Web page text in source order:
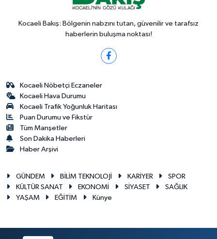
Kocaeli Bakış: Bölgenin nabzını tutan, güvenilir ve tarafsız
haberlerin buluşma noktası!
Kocaeli Nöbetçi Eczaneler
Kocaeli Hava Durumu
Kocaeli Trafik Yoğunluk Haritası
Puan Durumu ve Fikstür
Tüm Manşetler
Son Dakika Haberleri
Haber Arşivi
GÜNDEM BİLİM TEKNOLOJİ KARİYER
SPOR
KÜLTÜR SANAT
EKONOMİ SİYASET
SAĞLIK
YAŞAM
EĞİTİM Künye